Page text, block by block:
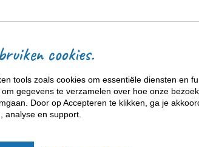
cookies.
tools zoals cookies om essentiële diensten en
gegevens te verzamelen over hoe onze
Door op Accepteren te klikken, ga je
analyse en support.